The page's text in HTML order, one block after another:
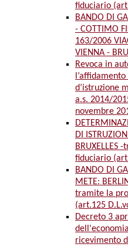
fiduciario
BANDO DI
- COTTIMO
163/2006
VIENNA -
Revoca in
d’istruzione
a.s. 2014/
novembre
DI
fiduciario
BANDO DI
METE:
tramite la
(art.125
Decreto 3
ricevimento